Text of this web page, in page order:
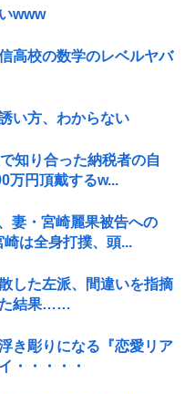
www
高校の数学のレベルヤバ
い方、わからない
知り合った納税者の自
万円頂戴するw...
妻・宮崎麗果被告への
は全身打撲、頭...
した左派、間違いを指摘
た結果……
き彫りになる『恋愛リア
・・・・・